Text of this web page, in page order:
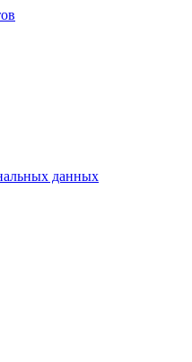
данных